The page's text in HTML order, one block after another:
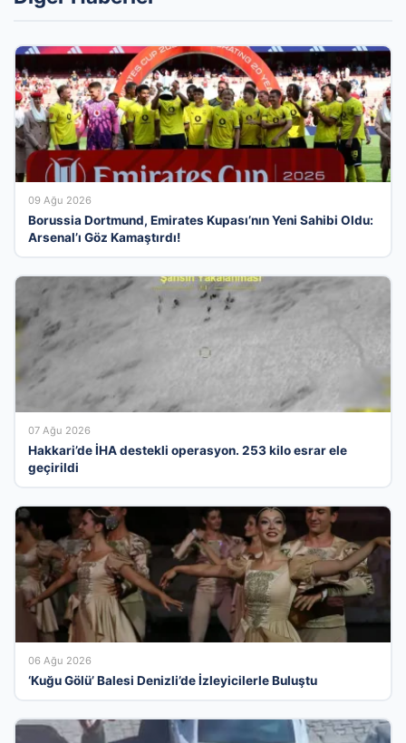
09 Ağu 2026
Borussia Dortmund, Emirates Kupası’nın Yeni Sahibi Oldu:
Arsenal’ı Göz Kamaştırdı!
07 Ağu 2026
Hakkari’de İHA destekli operasyon. 253 kilo esrar ele
geçirildi
06 Ağu 2026
‘Kuğu Gölü’ Balesi Denizli’de İzleyicilerle Buluştu